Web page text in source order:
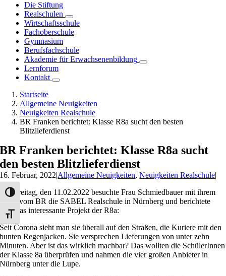
Umschalten auf hohe Kontraste
Schrift vergrößern
Die Stiftung
Realschulen
Wirtschaftsschule
Fachoberschule
Gymnasium
Berufsfachschule
Akademie für Erwachsenenbildung
Lernforum
Kontakt
Startseite
Allgemeine Neuigkeiten
Neuigkeiten Realschule
BR Franken berichtet: Klasse R8a sucht den besten
Blitzlieferdienst
BR Franken berichtet: Klasse R8a sucht
den besten Blitzlieferdienst
16. Februar, 2022|Allgemeine Neuigkeiten,Neuigkeiten Realschule|
Am Freitag, den 11.02.2022 besuchte Frau Schmiedbauer mit ihrem
Team vom BR die SABEL Realschule in Nürnberg und berichtete
über das interessante Projekt der R8a:
Seit Corona sieht man sie überall auf den Straßen, die Kuriere mit den
bunten Regenjacken. Sie versprechen Lieferungen von unter zehn
Minuten. Aber ist das wirklich machbar? Das wollten die SchülerInnen
der Klasse 8a überprüfen und nahmen die vier großen Anbieter in
Nürnberg unter die Lupe.